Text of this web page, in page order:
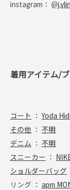
instagram： @
着用アイテム/
コート ： Yoda
その他 ： 不明
デニム ： 不明
スニーカー ：
ショルダーバッグ
リング ： apm